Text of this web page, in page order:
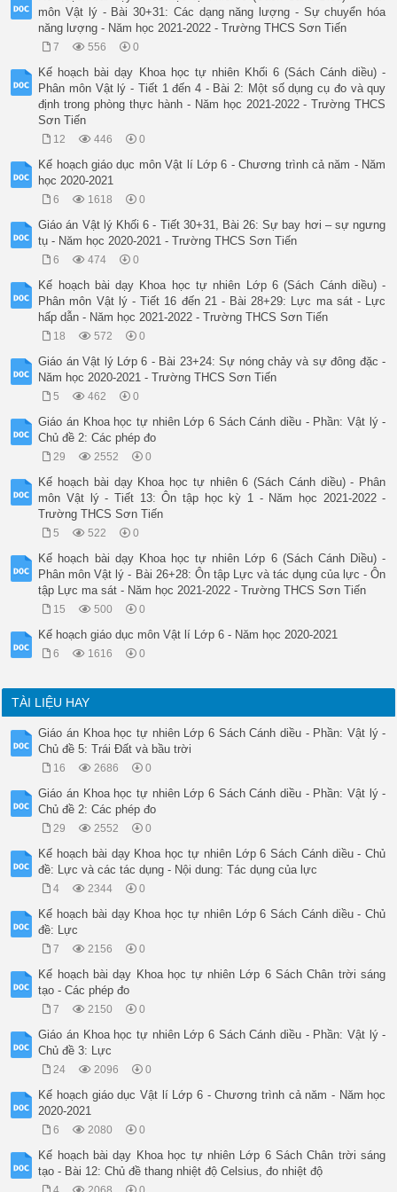
môn Vật lý - Bài 30+31: Các dạng năng lượng - Sự chuyển hóa
năng lượng - Năm học 2021-2022 - Trường THCS Sơn Tiến
7 556 0
Kế hoạch bài dạy Khoa học tự nhiên Khối 6 (Sách Cánh diều) -
Phân môn Vật lý - Tiết 1 đến 4 - Bài 2: Một số dụng cụ đo và quy
định trong phòng thực hành - Năm học 2021-2022 - Trường THCS
Sơn Tiến
12 446 0
Kế hoạch giáo dục môn Vật lí Lớp 6 - Chương trình cả năm - Năm
học 2020-2021
6 1618 0
Giáo án Vật lý Khối 6 - Tiết 30+31, Bài 26: Sự bay hơi – sự ngưng
tụ - Năm học 2020-2021 - Trường THCS Sơn Tiến
6 474 0
Kế hoạch bài dạy Khoa học tự nhiên Lớp 6 (Sách Cánh diều) -
Phân môn Vật lý - Tiết 16 đến 21 - Bài 28+29: Lực ma sát - Lực
hấp dẫn - Năm học 2021-2022 - Trường THCS Sơn Tiến
18 572 0
Giáo án Vật lý Lớp 6 - Bài 23+24: Sự nóng chảy và sự đông đặc -
Năm học 2020-2021 - Trường THCS Sơn Tiến
5 462 0
Giáo án Khoa học tự nhiên Lớp 6 Sách Cánh diều - Phần: Vật lý -
Chủ đề 2: Các phép đo
29 2552 0
Kế hoạch bài dạy Khoa học tự nhiên 6 (Sách Cánh diều) - Phân
môn Vật lý - Tiết 13: Ôn tập học kỳ 1 - Năm học 2021-2022 -
Trường THCS Sơn Tiến
5 522 0
Kế hoạch bài dạy Khoa học tự nhiên Lớp 6 (Sách Cánh Diều) -
Phân môn Vật lý - Bài 26+28: Ôn tập Lực và tác dụng của lực - Ôn
tập Lực ma sát - Năm học 2021-2022 - Trường THCS Sơn Tiến
15 500 0
Kế hoạch giáo dục môn Vật lí Lớp 6 - Năm học 2020-2021
6 1616 0
TÀI LIỆU HAY
Giáo án Khoa học tự nhiên Lớp 6 Sách Cánh diều - Phần: Vật lý -
Chủ đề 5: Trái Đất và bầu trời
16 2686 0
Giáo án Khoa học tự nhiên Lớp 6 Sách Cánh diều - Phần: Vật lý -
Chủ đề 2: Các phép đo
29 2552 0
Kế hoạch bài dạy Khoa học tự nhiên Lớp 6 Sách Cánh diều - Chủ
đề: Lực và các tác dụng - Nội dung: Tác dụng của lực
4 2344 0
Kế hoạch bài dạy Khoa học tự nhiên Lớp 6 Sách Cánh diều - Chủ
đề: Lực
7 2156 0
Kế hoạch bài dạy Khoa học tự nhiên Lớp 6 Sách Chân trời sáng
tạo - Các phép đo
7 2150 0
Giáo án Khoa học tự nhiên Lớp 6 Sách Cánh diều - Phần: Vật lý -
Chủ đề 3: Lực
24 2096 0
Kế hoạch giáo dục Vật lí Lớp 6 - Chương trình cả năm - Năm học
2020-2021
6 2080 0
Kế hoạch bài dạy Khoa học tự nhiên Lớp 6 Sách Chân trời sáng
tạo - Bài 12: Chủ đề thang nhiệt độ Celsius, đo nhiệt độ